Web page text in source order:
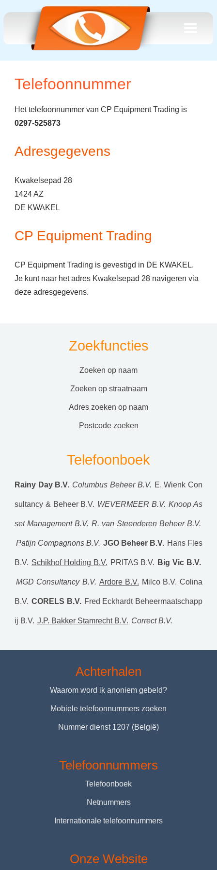
Telefoonnummer
Het telefoonnummer van CP Equipment Trading is
0297-525873
Adresgegevens
Kwakelsepad 28
1424 AZ
DE KWAKEL
CP Equipment Trading
CP Equipment Trading is gevestigd in DE KWAKEL.
Je kunt naar het adres Kwakelsepad 28 navigeren via
deze adresgegevens.
Zoekfuncties
zoeken op naam
zoeken op straatnaam
adres zoeken op naam
postcode zoeken
Telefoonboek
Rainy Day B.V. Columbus Beheer B.V. E. Wienk Con
sultancy & Beheer B.V. WEVERMEER B.V. Knoop As
set Management B.V. R. van Steenderen Beheer B.V.
Patijn Compagnons B.V. JGO Beheer B.V. Hans Fles
B.V. Schikhof Holding B.V. PRITAS B.V. Big Vic B.V.
MGD Consultancy B.V. Ardore B.V. Milco B.V. Colina
B.V. CORELS B.V. Fred Eckhardt Beheermaatschapp
ij B.V. J.P. Bakker Stamrecht B.V. Correct B.V.
Achterhalen
Waarom word ik anoniem gebeld?
Mobiele telefoonnummers zoeken
Nummer dienst 1207 (België)
Telefoonnummers
Telefoonboek
Netnummers
Internationale telefoonnummers
Onze Website